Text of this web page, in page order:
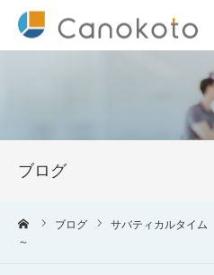
ブログ
ブログ サバティカルタイム
～
会社概要
ブログ